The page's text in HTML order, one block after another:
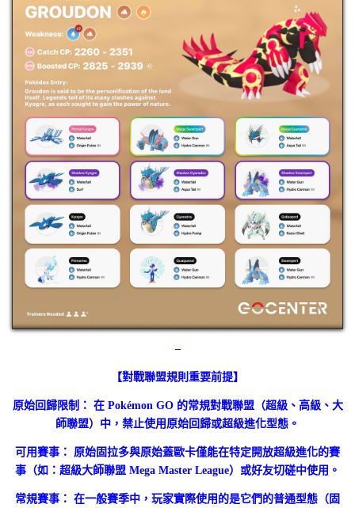
–
【對戰聯盟規則重要前提】
原始回歸限制： 在 Pokémon GO 的常規對戰聯盟（超級、高級、大
師聯盟）中，禁止使用原始回歸或超級進化型態。
可用賽事： 原始固拉多與原始蓋歐卡僅能在特定開放超級進化的賽
事（如：超級大師聯盟 Mega Master League）或好友切磋中使用。
常規賽事： 在一般賽季中，玩家實際使用的是它們的普通型態（固